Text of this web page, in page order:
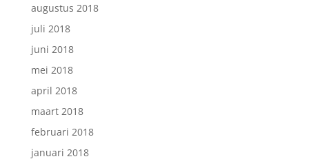
augustus 2018
juli 2018
juni 2018
mei 2018
april 2018
maart 2018
februari 2018
januari 2018